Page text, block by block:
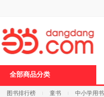
打
开
无
障
页
全部商品分类
图书排行榜 童书 中小学用书